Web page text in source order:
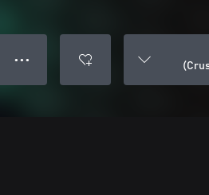
● ● ●